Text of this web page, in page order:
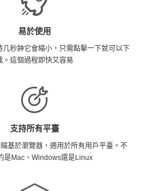
易於使用
几秒鈡它會縮小，只需點擊一下就可以下
。這個過程即快又容易
支持所有平臺
基於瀏覽器，適用於所有用戶平臺。不
是Mac、Windows還是Linux